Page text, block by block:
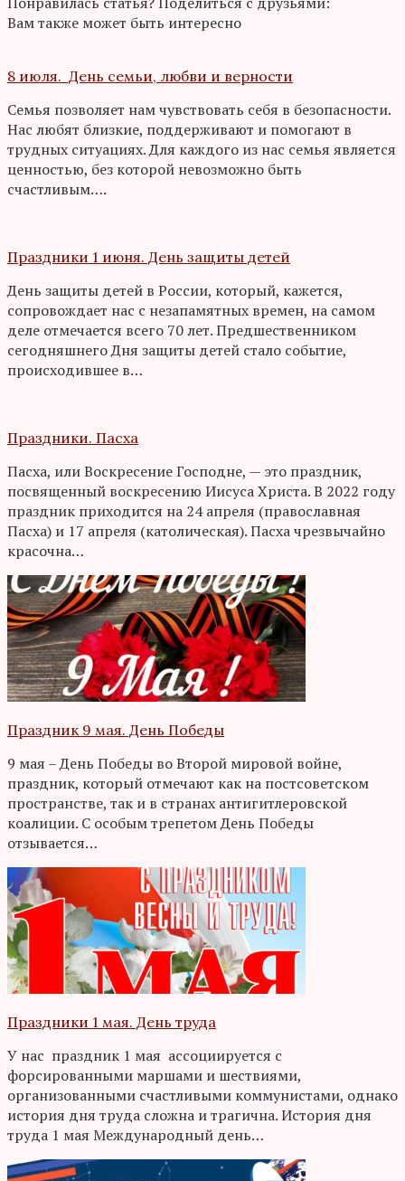
Вам также может быть интересно
8 июля. День семьи, любви и верности
Семья позволяет нам чувствовать себя в безопасности.
Нас любят близкие, поддерживают и помогают в
трудных ситуациях. Для каждого из нас семья является
ценностью, без которой невозможно быть
счастливым….
Праздники 1 июня. День защиты детей
День защиты детей в России, который, кажется,
сопровождает нас с незапамятных времен, на самом
деле отмечается всего 70 лет. Предшественником
сегодняшнего Дня защиты детей стало событие,
происходившее в…
Праздники. Пасха
Пасха, или Воскресение Господне, — это праздник,
посвященный воскресению Иисуса Христа. В 2022 году
праздник приходится на 24 апреля (православная
Пасха) и 17 апреля (католическая). Пасха чрезвычайно
красочна…
Праздник 9 мая. День Победы
9 мая – День Победы во Второй мировой войне,
праздник, который отмечают как на постсоветском
пространстве, так и в странах антигитлеровской
коалиции. С особым трепетом День Победы
отзывается…
Праздники 1 мая. День труда
У нас праздник 1 мая ассоциируется с
форсированными маршами и шествиями,
организованными счастливыми коммунистами, однако
история дня труда сложна и трагична. История дня
труда 1 мая Международный день…